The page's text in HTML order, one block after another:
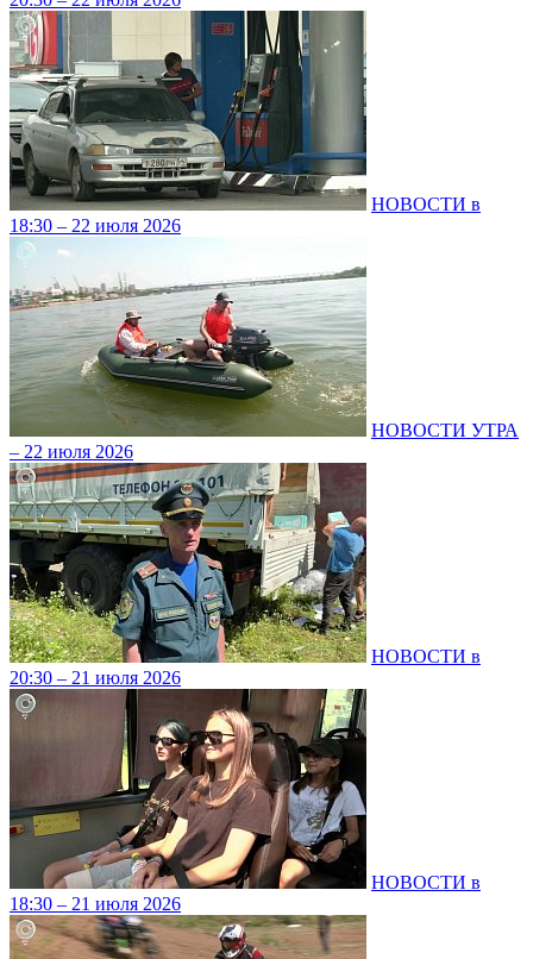
НОВОСТИ в
18:30 – 22 июля 2026
НОВОСТИ УТРА
– 22 июля 2026
НОВОСТИ в
20:30 – 21 июля 2026
НОВОСТИ в
18:30 – 21 июля 2026